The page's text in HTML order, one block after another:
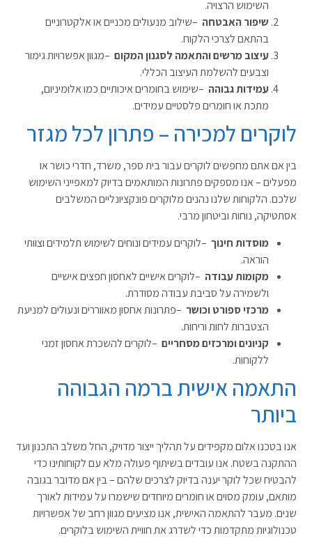
השימוש הרצויה.
שיפור האבטחה –שילוב מנעולים מכניים או אלקטרוניים
בהתאם לצרכי הלקוח.
עיצוב מרשים והתאמה לסגנון המקום –מגוון אפשרויות גימור
וצבעים להשלמת העיצוב הכללי.
עמידות גבוהה –שימוש בחומרים איכותיים כמו אלומיניום,
מתכת או חומרים פלסטיים עמידים.
לוקרים למכירה – פתרון לכל מגזר
בין אם אתם מחפשים לוקריםעבור בית ספר, משרד, חדרי כושר או
מפעלים – אנו מספקים פתרונות המותאמים בדיוק למאפייני השימוש
שלכם. הלקוחות שלנו נהנים מלוקרים פונקציונליים המשלבים
אסתטיקה, נוחות וביטחון מרבי.
מוסדות חינוך –לוקרים עמידים ונוחים לשימוש תלמידים וצוותי
הוראה.
מקומות עבודה –לוקרים אישיים לאחסון חפצים אישיים
ולשמירה על סביבת עבודה מסודרת.
מרכזי ספורט וכושר –פתרונות אחסון מאווררים ונעולים למניעת
הצטברות לחות וריחות.
קניונים ומרכזים מסחריים –לוקרים להשכרת אחסון זמני
ללקוחות.
התאמה אישית ברמה הגבוהה
ביותר
אנו בטכנו אלום מקפידים על תהליך ייצור מדויק, החל משלב התכנון ועד
ההתקנה בשטח. אנו עובדים בשיתוף פעולה מלא עם לקוחותינו כדי
להבטיח שכל לוקר יענה בדיוק לצרכים שלהם – בין אם מדובר בגובה
מותאם, עומק מסוים או חומרים מיוחדים שישמרו על עמידות לאורך
שנים. מעבר להתאמה האישית, אנו מציעים מגוון רחב של אפשרויות
טכנולוגיות מתקדמות כדי לשדרג את חוויית השימוש בלוקרים.